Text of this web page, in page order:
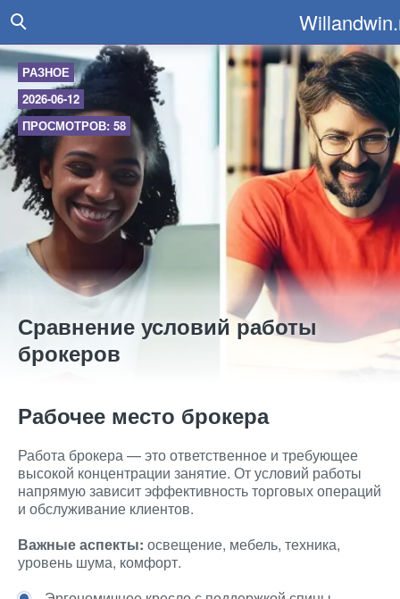
РАЗНОЕ
2026-06-12
ПРОСМОТРОВ: 58
Сравнение условий работы
брокеров
Рабочее место брокера
Работа брокера — это ответственное и требующее
высокой концентрации занятие. От условий работы
напрямую зависит эффективность торговых операций
и обслуживание клиентов.
Важные аспекты: освещение, мебель, техника,
уровень шума, комфорт.